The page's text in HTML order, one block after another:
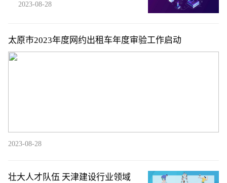
2023-08-28
太原市2023年度网约出租车年度审验工作启动
2023-08-28
壮大人才队伍 天津建设行业领域